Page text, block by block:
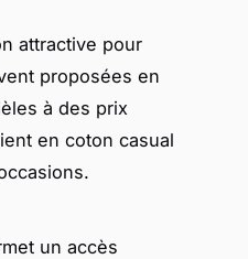
attractive pour
proposées en
à des prix
en coton casual
un accès